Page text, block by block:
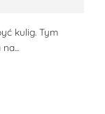
kulig. Tym